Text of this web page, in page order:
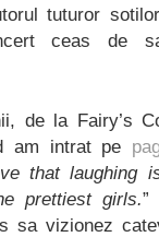
tuturor
ceas de
de la Fairy’s
am intrat pe
that laughing
prettiest girls.
sa vizionez